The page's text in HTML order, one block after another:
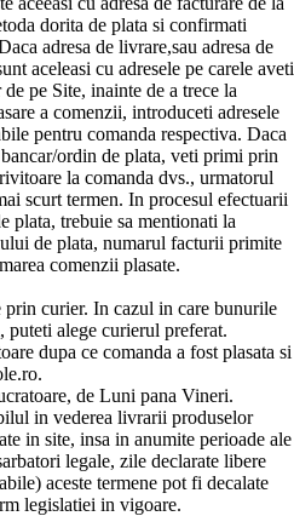
dorita de plata si confirmati
adresa de livrare,sau adresa de
aceleasi cu adresele pe carele aveti
pe Site, inainte de a trece la
a comenzii, introduceti adresele
pentru comanda respectiva. Daca
ordin de plata, veti primi prin
la comanda dvs., urmatorul
scurt termen. In procesul efectuarii
plata, trebuie sa mentionati la
de plata, numarul facturii primite
comenzii plasate.
curier. In cazul in care bunurile
alege curierul preferat.
dupa ce comanda a fost plasata si
de Luni pana Vineri.
in vederea livrarii produselor
in site, insa in anumite perioade ale
legale, zile declarate libere
aceste termene pot fi decalate
legislatiei in vigoare.